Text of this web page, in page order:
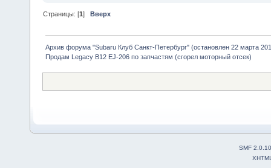
Страницы: [1]Вверх
Архив форума "Subaru Клуб Санкт-Петербург" (остановлен 22 марта
Продам Legacy B12 EJ-206 по запчастям (сгорел моторный отсек)
SMF 2.0.10